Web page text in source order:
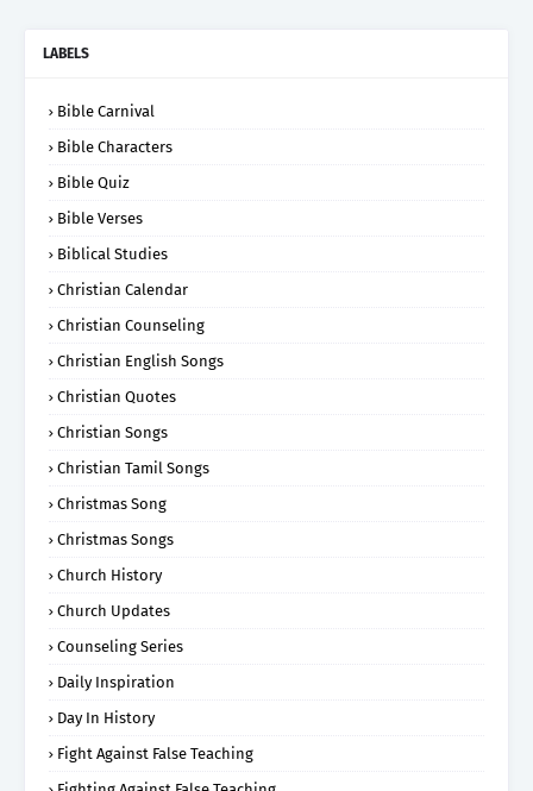
LABELS
Bible Carnival
Bible Characters
Bible Quiz
Bible Verses
Biblical Studies
Christian Calendar
Christian Counseling
Christian English Songs
Christian Quotes
Christian Songs
Christian Tamil Songs
Christmas Song
Christmas Songs
Church History
Church Updates
Counseling Series
Daily Inspiration
Day In History
Fight Against False Teaching